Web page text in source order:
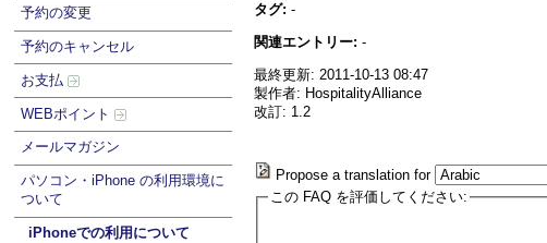
予約の変更
予約のキャンセル
お支払
WEBポイント
メールマガジン
パソコン・iPhone の利用環境に
ついて
iPhoneでの利用について
タグ: -
関連エントリー: -
最終更新: 2011-10-13 08:47
製作者: HospitalityAlliance
改訂: 1.2
Propose a translation for
この FAQ を評価してください: